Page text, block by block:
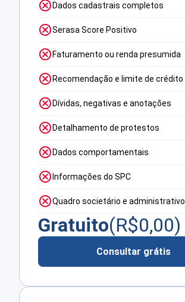
Dados cadastrais completos
Serasa Score Positivo
Faturamento ou renda presumida
Recomendação e limite de crédito
Dívidas, negativas e anotações
Detalhamento de protestos
Dados comportamentais
Informações do SPC
Quadro societário e administrativo
Gratuito(R$0,00)
Consultar grátis